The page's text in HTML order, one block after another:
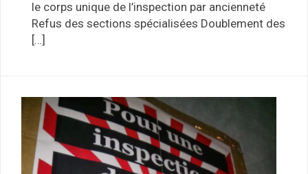
le corps unique de l’inspection par ancienneté
Refus des sections spécialisées Doublement des
[…]